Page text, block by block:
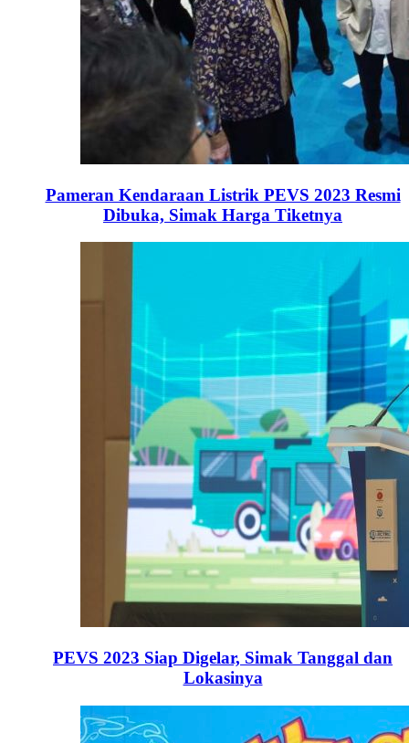
Pameran Kendaraan Listrik PEVS 2023 Resmi
Dibuka, Simak Harga Tiketnya
PEVS 2023 Siap Digelar, Simak Tanggal dan
Lokasinya